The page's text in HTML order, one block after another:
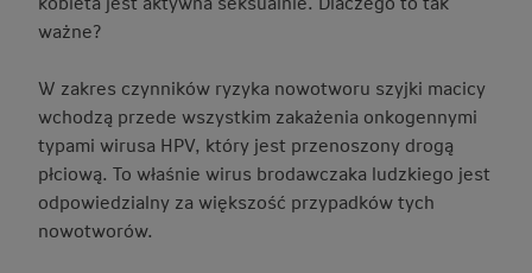
ważne?
W zakres czynników ryzyka nowotworu szyjki macicy
wchodzą przede wszystkim zakażenia onkogennymi
typami wirusa HPV, który jest przenoszony drogą
płciową. To właśnie wirus brodawczaka ludzkiego jest
odpowiedzialny za większość przypadków tych
nowotworów.